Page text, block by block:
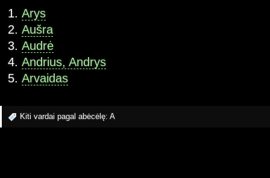
Arys
Aušra
Audrė
Andrius, Andrys
Arvaidas
Kiti vardai pagal abėcėlę: A